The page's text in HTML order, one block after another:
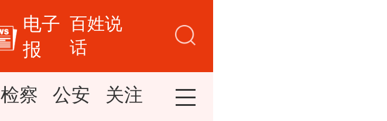
电子
报
百姓说
话
检察 公安 关注 司法